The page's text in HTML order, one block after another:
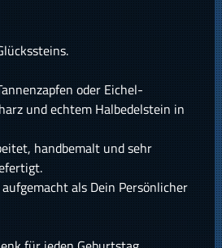
oder Eichel-
und echtem Halbedelstein in
handbemalt und sehr
als Dein Persönlicher